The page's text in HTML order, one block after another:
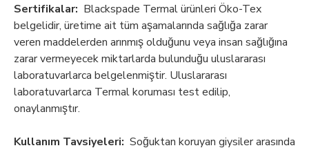
Sertifikalar: Blackspade Termal ürünleri Öko-Tex
belgelidir, üretime ait tüm aşamalarında sağlığa zarar
veren maddelerden arınmış olduğunu veya insan sağlığına
zarar vermeyecek miktarlarda bulunduğu uluslararası
laboratuvarlarca belgelenmiştir. Uluslararası
laboratuvarlarca Termal koruması test edilip,
onaylanmıştır.
Kullanım Tavsiyeleri: Soğuktan koruyan giysiler arasında